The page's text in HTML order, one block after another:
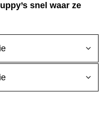
snel waar ze